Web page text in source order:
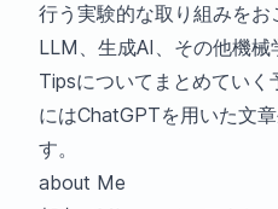
行う実験的な取り組みをお
LLM、生成AI、その他機
Tipsについてまとめていく
にはChatGPTを用いた文
す。
about Me